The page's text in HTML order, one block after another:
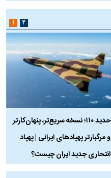
حدید ۱۱۰؛ نسخه سریع‌تر، پنهان‌کارتر
و مرگبارتر پهپادهای ایرانی | پهپاد
انتحاری جدید ایران چیست؟
۱ ۲